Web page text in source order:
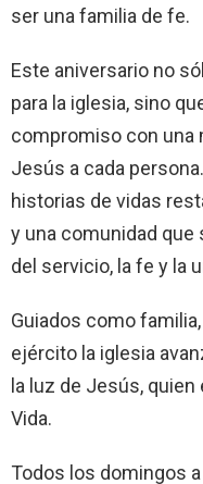
ser una familia de fe.
Este aniversario no
para la iglesia, sino
compromiso con una
Jesús a cada
historias de vidas
y una comunidad que
del servicio, la fe y la
Guiados como
ejército la iglesia
la luz de Jesús, quien
Vida.
Todos los domingos